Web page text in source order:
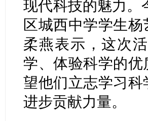
现代科技的魅力。
区城西中学学生
柔燕表示，这次
学、体验科学的
望他们立志学习
进步贡献力量。